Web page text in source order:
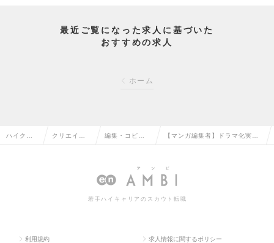
最近ご覧になった求人に基づいた
おすすめの求人
ホーム
ハイクラ クリエイテ 編集・コピー
職
【マンガ編集者】ドラマ化実績
若手ハイキャリアのスカウト転職
利用規約 求人情報に関するポリシー